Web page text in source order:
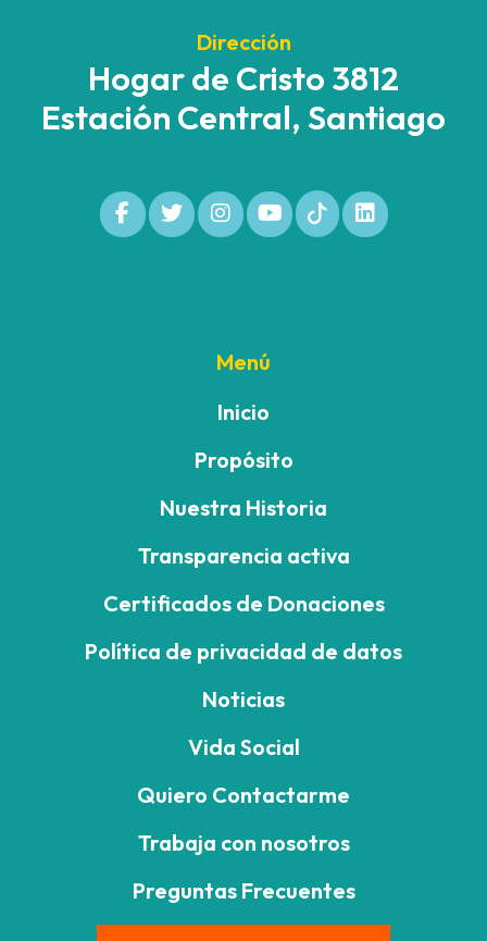
Dirección
Hogar de Cristo 3812
Estación Central, Santiago
Menú
Inicio
Propósito
Nuestra Historia
Transparencia activa
Certificados de Donaciones
Política de privacidad de datos
Noticias
Vida Social
Quiero Contactarme
Trabaja con nosotros
Preguntas Frecuentes